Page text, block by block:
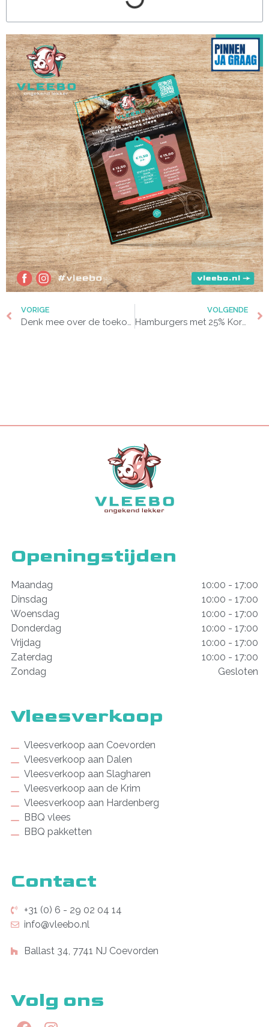
VORIGE
Denk mee over de toekomst van Vleebo!
VOLGENDE
Hamburgers met 25% Korting en BBQ in Coevorden: De smaken van Vleebo
Openingstijden
Maandag
10:00 - 17:00
Dinsdag
10:00 - 17:00
Woensdag
10:00 - 17:00
Donderdag
10:00 - 17:00
Vrijdag
10:00 - 17:00
Zaterdag
10:00 - 17:00
Zondag
Gesloten
Vleesverkoop
Vleesverkoop aan Coevorden
Vleesverkoop aan Dalen
Vleesverkoop aan Slagharen
Vleesverkoop aan de Krim
Vleesverkoop aan Hardenberg
BBQ vlees
BBQ pakketten
Contact
+31 (0) 6 - 29 02 04 14
info@vleebo.nl
Ballast 34, 7741 NJ Coevorden
Volg ons